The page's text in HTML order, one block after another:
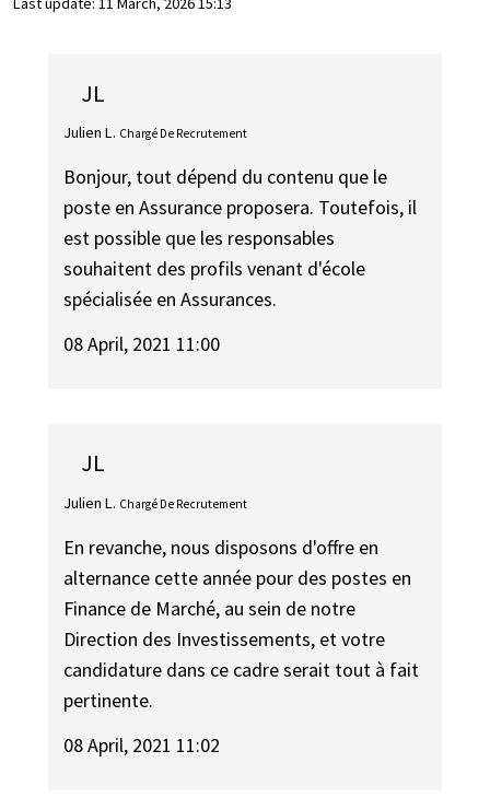
JL
Julien L. Chargé De Recrutement
Bonjour, tout dépend du contenu que le
poste en Assurance proposera. Toutefois, il
est possible que les responsables
souhaitent des profils venant d'école
spécialisée en Assurances.
08 April, 2021 11:00
JL
Julien L. Chargé De Recrutement
En revanche, nous disposons d'offre en
alternance cette année pour des postes en
Finance de Marché, au sein de notre
Direction des Investissements, et votre
candidature dans ce cadre serait tout à fait
pertinente.
08 April, 2021 11:02